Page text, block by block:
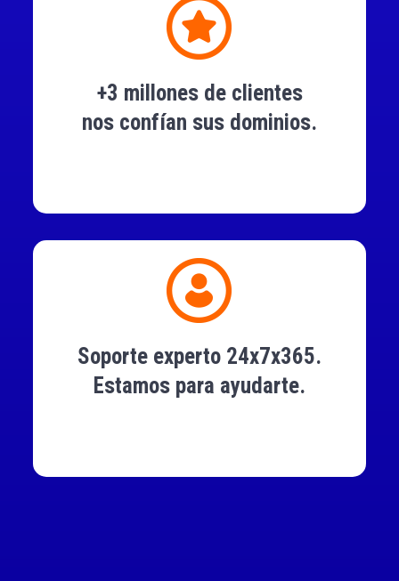
+3 millones de clientes
nos confían sus dominios.
Soporte experto 24x7x365.
Estamos para ayudarte.